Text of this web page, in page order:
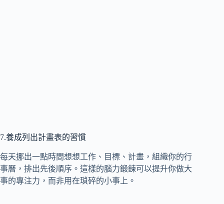
7.養成列出計畫表的習慣
每天挪出一點時間想想工作、目標、計畫，組織你的行
事曆，排出先後順序。這樣的腦力鍛鍊可以提升你做大
事的專注力，而非用在瑣碎的小事上。